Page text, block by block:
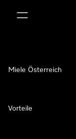
Miele Österreich
Vorteile